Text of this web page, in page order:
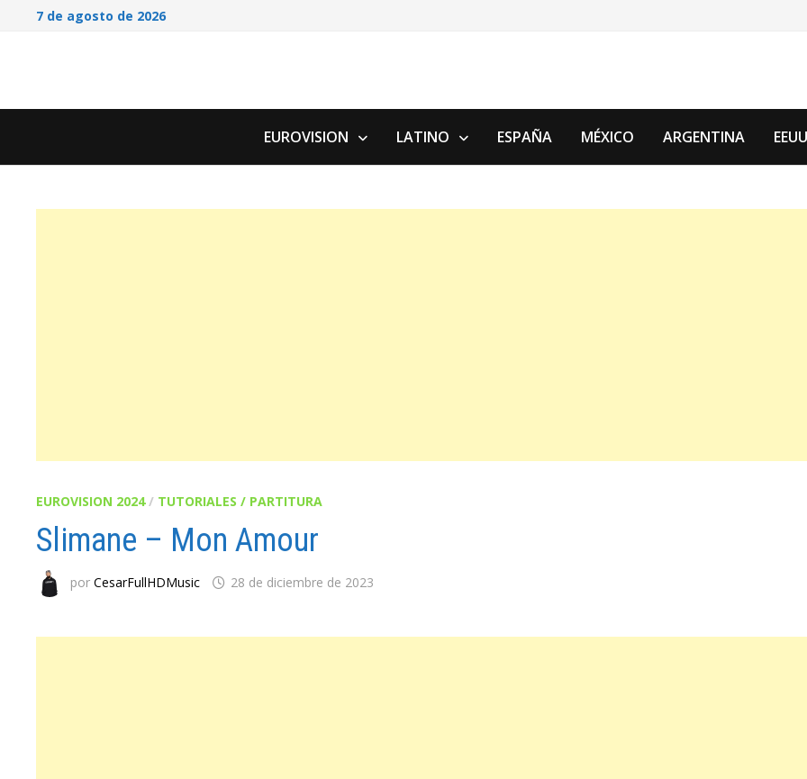
Saltar7 de agosto de 2026
EUROVISION LATINO ESPAÑA MÉXICO ARGENTINA EEUU
EUROVISION 2024/ TUTORIALES / PARTITURA
Slimane – Mon Amour
porCesarFullHDMusic 28 de diciembre de 2023